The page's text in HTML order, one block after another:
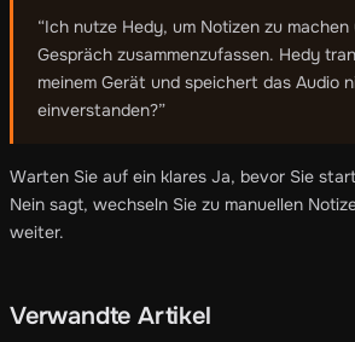
“Ich nutze Hedy, um Notizen zu machen
Gespräch zusammenzufassen. Hedy
meinem Gerät und speichert das Audio
einverstanden?”
Warten Sie auf ein klares Ja, bevor Sie
Nein sagt, wechseln Sie zu manuellen
weiter.
Verwandte Artikel